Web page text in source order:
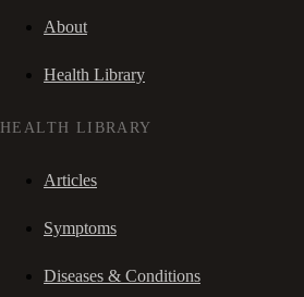
About
Health Library
HEALTH LIBRARY
Articles
Symptoms
Diseases & Conditions